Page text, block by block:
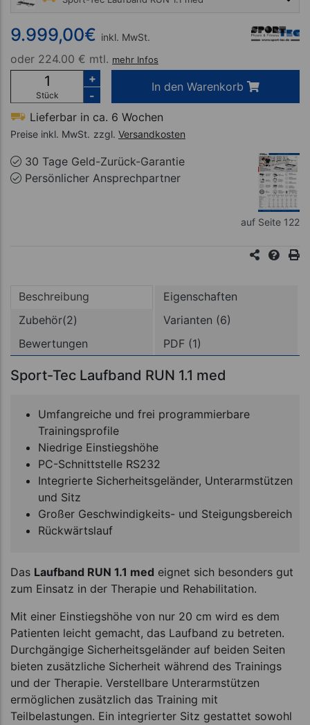
9.999,00 €
9.999,00€ inkl. MwSt.
oder 224.00 € mtl. mehr Infos
Stück
+
-
In den Warenkorb
Lieferbar in ca. 6 Wochen
Preise inkl. MwSt. zzgl. Versandkosten
30 Tage Geld-Zurück-Garantie
Persönlicher Ansprechpartner
auf Seite 122
Beschreibung
Eigenschaften
Zubehör(2)
Varianten (6)
Bewertungen
PDF (1)
Sport-Tec Laufband RUN 1.1 med
Umfangreiche und frei programmierbare
Trainingsprofile
Niedrige Einstiegshöhe
PC-Schnittstelle RS232
Integrierte Sicherheitsgeländer, Unterarmstützen
und Sitz
Großer Geschwindigkeits- und Steigungsbereich
Rückwärtslauf
Das Laufband RUN 1.1 med eignet sich besonders gut
zum Einsatz in der Therapie und Rehabilitation.
Mit einer Einstiegshöhe von nur 20 cm wird es dem
Patienten leicht gemacht, das Laufband zu betreten.
Durchgängige Sicherheitsgeländer auf beiden Seiten
bieten zusätzliche Sicherheit während des Trainings
und der Therapie. Verstellbare Unterarmstützen
ermöglichen zusätzlich das Training mit
Teilbelastungen. Ein integrierter Sitz gestattet sowohl